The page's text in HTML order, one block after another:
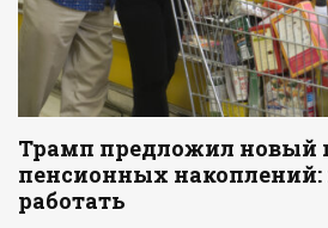
Трамп предложил новый
пенсионных накоплений:
работать